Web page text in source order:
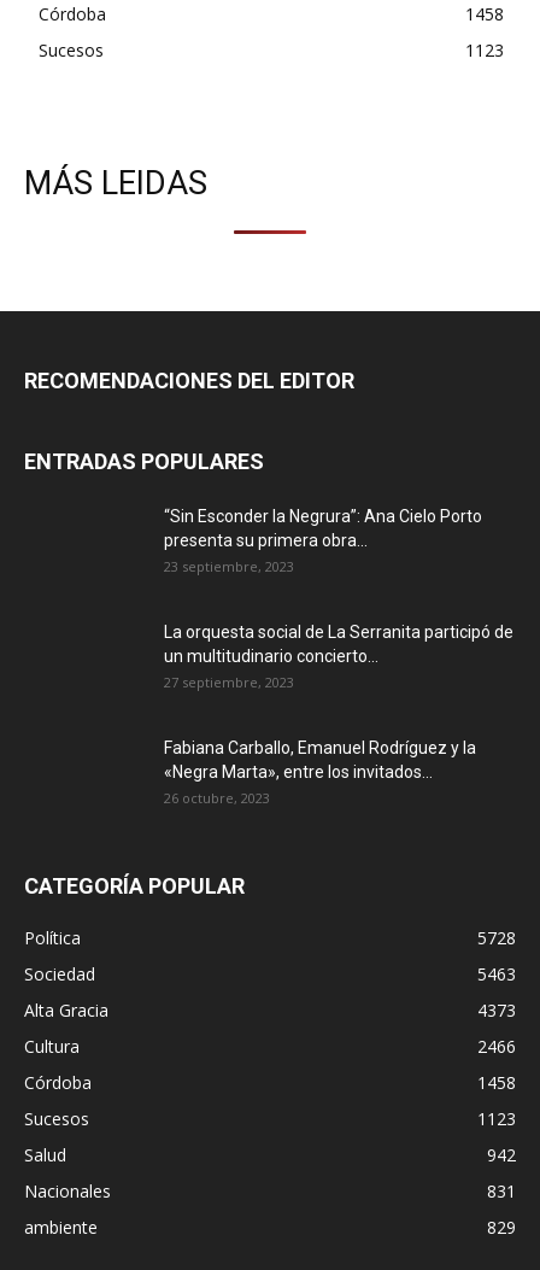
Córdoba
1458
Sucesos
1123
MÁS LEIDAS
RECOMENDACIONES DEL EDITOR
ENTRADAS POPULARES
“Sin Esconder la Negrura”: Ana Cielo Porto
presenta su primera obra...
23 septiembre, 2023
La orquesta social de La Serranita participó de
un multitudinario concierto...
27 septiembre, 2023
Fabiana Carballo, Emanuel Rodríguez y la
«Negra Marta», entre los invitados...
26 octubre, 2023
CATEGORÍA POPULAR
Política
5728
Sociedad
5463
Alta Gracia
4373
Cultura
2466
Córdoba
1458
Sucesos
1123
Salud
942
Nacionales
831
ambiente
829